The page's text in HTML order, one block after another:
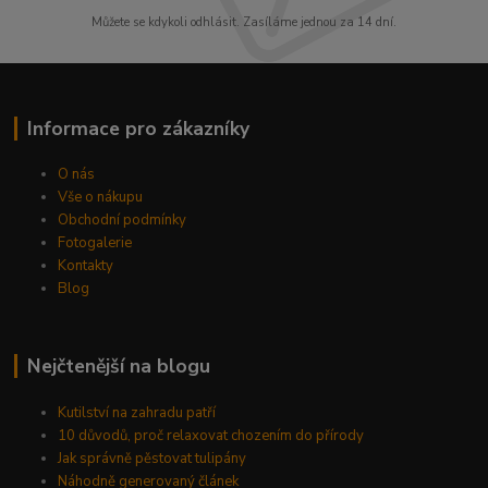
Můžete se kdykoli odhlásit. Zasíláme jednou za 14 dní.
Informace pro zákazníky
O nás
Vše o nákupu
Obchodní podmínky
Fotogalerie
Kontakty
Blog
Nejčtenější na blogu
Kutilství na zahradu patří
10 důvodů, proč relaxovat chozením do přírody
Jak správně pěstovat tulipány
Náhodně generovaný článek